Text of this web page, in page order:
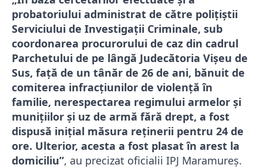
probatoriului administrat de către polițiștii
Serviciului de Investigații Criminale, sub
coordonarea procurorului de caz din cadrul
Parchetului de pe lângă Judecătoria Vișeu de
Sus, față de un tânăr de 26 de ani, bănuit de
comiterea infracțiunilor de violență în
familie, nerespectarea regimului armelor și
munițiilor și uz de armă fără drept, a fost
dispusă inițial măsura reținerii pentru 24 de
ore. Ulterior, acesta a fost plasat în arest la
domiciliu”, au precizat oficialii IPJ Maramureș.